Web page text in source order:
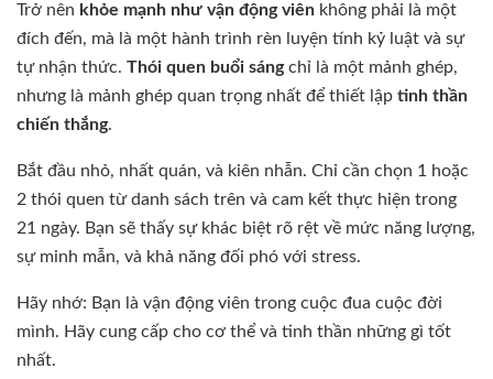
Trở nên khỏe mạnh như vận động viên không phải là một
đích đến, mà là một hành trình rèn luyện tính kỷ luật và sự
tự nhận thức. Thói quen buổi sángchỉ là một mảnh ghép,
nhưng là mảnh ghép quan trọng nhất để thiết lập tinh thần
chiến thắng.
Bắt đầu nhỏ, nhất quán, và kiên nhẫn. Chỉ cần chọn 1 hoặc
2 thói quen từ danh sách trên và cam kết thực hiện trong
21 ngày. Bạn sẽ thấy sự khác biệt rõ rệt về mức năng lượng,
sự minh mẫn, và khả năng đối phó với stress.
Hãy nhớ: Bạn là vận động viên trong cuộc đua cuộc đời
mình. Hãy cung cấp cho cơ thể và tinh thần những gì tốt
nhất.